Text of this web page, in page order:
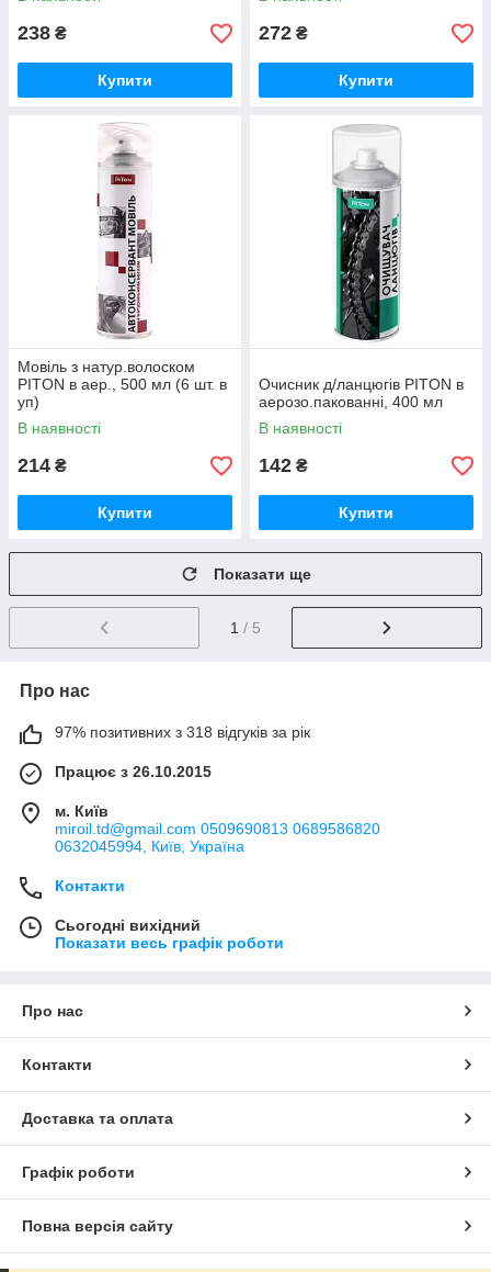
238 ₴
Купити
272 ₴
Купити
Мовіль з натур.волоском
PITON в аер., 500 мл (6 шт. в
уп)
В наявності
214 ₴
Купити
Очисник д/ланцюгів PITON в
аерозо.пакованні, 400 мл
В наявності
142 ₴
Купити
Показати ще
1 / 5
Про нас
97% позитивних з 318 відгуків за рік
Працює з 26.10.2015
м. Київ
miroil.td@gmail.com 0509690813 0689586820
0632045994, Київ, Україна
Контакти
Сьогодні вихідний
Показати весь графік роботи
Про нас
Контакти
Доставка та оплата
Графік роботи
Повна версія сайту